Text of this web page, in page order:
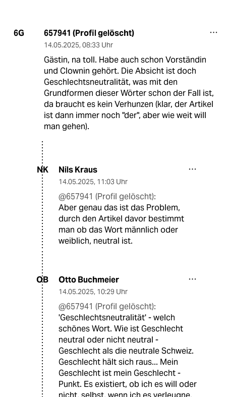
6G 657941 (Profil gelöscht)
14.05.2025, 08:33 Uhr
Gästin, na toll. Habe auch schon Vorständin
und Clownin gehört. Die Absicht ist doch
Geschlechtsneutralität, was mit den
Grundformen dieser Wörter schon der Fall ist,
da braucht es kein Verhunzen (klar, der Artikel
ist dann immer noch "der", aber wie weit will
man gehen).
NK Nils Kraus
14.05.2025, 11:03 Uhr
@657941 (Profil gelöscht):
Aber genau das ist das Problem,
durch den Artikel davor bestimmt
man ob das Wort männlich oder
weiblich, neutral ist.
OB Otto Buchmeier
14.05.2025, 10:29 Uhr
@657941 (Profil gelöscht):
'Geschlechtsneutralität' - welch
schönes Wort. Wie ist Geschlecht
neutral oder nicht neutral -
Geschlecht als die neutrale Schweiz.
Geschlecht hält sich raus... Mein
Geschlecht ist mein Geschlecht -
Punkt. Es existiert, ob ich es will oder